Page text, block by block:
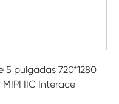
5 pulgadas 720*1280
MIPI IIC Interace